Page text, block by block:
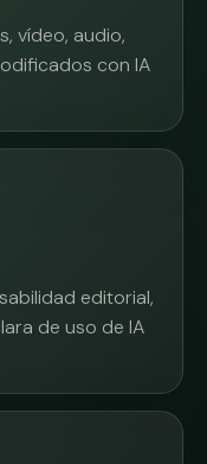
vídeo, audio,
con IA
editorial,
de uso de IA